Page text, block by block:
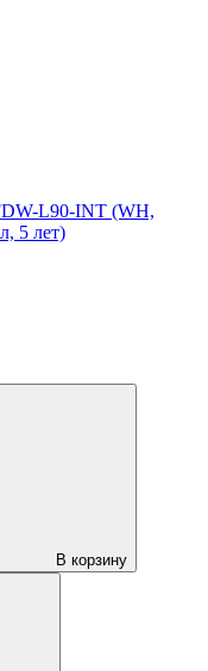
L90-INT (WH,
5 лет)
В корзину